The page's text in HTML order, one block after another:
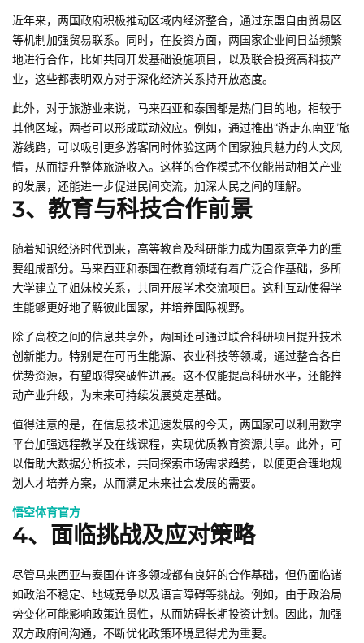
近年来，两国政府积极推动区域内经济整合，通过东盟自由贸易区
等机制加强贸易联系。同时，在投资方面，两国家企业间日益频繁
地进行合作，比如共同开发基础设施项目，以及联合投资高科技产
业，这些都表明双方对于深化经济关系持开放态度。
此外，对于旅游业来说，马来西亚和泰国都是热门目的地，相较于
其他区域，两者可以形成联动效应。例如，通过推出“游走东南亚”旅
游线路，可以吸引更多游客同时体验这两个国家独具魅力的人文风
情，从而提升整体旅游收入。这样的合作模式不仅能带动相关产业
的发展，还能进一步促进民间交流，加深人民之间的理解。
3、教育与科技合作前景
随着知识经济时代到来，高等教育及科研能力成为国家竞争力的重
要组成部分。马来西亚和泰国在教育领域有着广泛合作基础，多所
大学建立了姐妹校关系，共同开展学术交流项目。这种互动使得学
生能够更好地了解彼此国家，并培养国际视野。
除了高校之间的信息共享外，两国还可通过联合科研项目提升技术
创新能力。特别是在可再生能源、农业科技等领域，通过整合各自
优势资源，有望取得突破性进展。这不仅能提高科研水平，还能推
动产业升级，为未来可持续发展奠定基础。
值得注意的是，在信息技术迅速发展的今天，两国家可以利用数字
平台加强远程教学及在线课程，实现优质教育资源共享。此外，可
以借助大数据分析技术，共同探索市场需求趋势，以便更合理地规
划人才培养方案，从而满足未来社会发展的需要。
悟空体育官方
4、面临挑战及应对策略
尽管马来西亚与泰国在许多领域都有良好的合作基础，但仍面临诸
如政治不稳定、地域竞争以及语言障碍等挑战。例如，由于政治局
势变化可能影响政策连贯性，从而妨碍长期投资计划。因此，加强
双方政府间沟通，不断优化政策环境显得尤为重要。